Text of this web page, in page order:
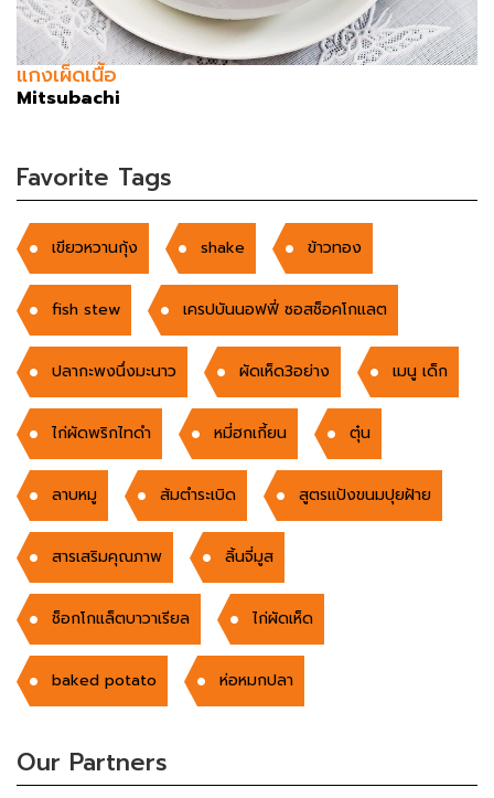
แกงเผ็ดเนื้อ
Mitsubachi
Favorite Tags
เขียวหวานกุ้ง shake ข้าวทอง
fish stew เครปบันนอฟฟี่ ซอสช็อคโกแลต
ปลากะพงนึ่งมะนาว ผัดเห็ด3อย่าง เมนู เด็ก
ไก่ผัดพริกไทดำ หมี่ฮกเกี้ยน ตุ๋น
ลาบหมู ส้มตำระเบิด สูตรแป้งขนมปุยฝ้าย
สารเสริมคุณภาพ ลิ้นจี่มูส
ช็อกโกแล็ตบาวาเรียล ไก่ผัดเห็ด
baked potato ห่อหมกปลา
Our Partners